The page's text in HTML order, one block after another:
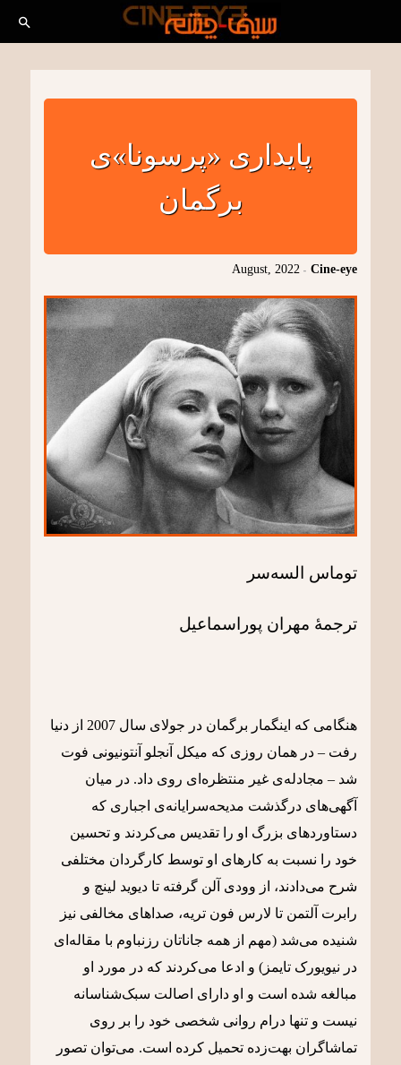
پایداری «پرسونا»ی
برگمان
Cine-eye
-
August, 2022
توماس السه‌سر
ترجمۀ مهران پوراسماعیل
هنگامی که اینگمار برگمان در جولای سال 2007 از دنیا
رفت – در همان روزی که میکل آنجلو آنتونیونی فوت
شد – مجادله‌ی غیر منتظره‌ای روی داد. در میان
آگهی‌های درگذشت مدیحه‌سرایانه‌ی اجباری که
دستاوردهای بزرگ او را تقدیس می‌کردند و تحسین
خود را نسبت به کارهای او توسط کارگردان مختلفی
شرح می‌دادند، از وودی آلن گرفته تا دیوید لینچ و
رابرت آلتمن تا لارس فون تریه، صداهای مخالفی نیز
شنیده می‌شد (مهم از همه جاناتان رزنباوم با مقاله‌ای
در نیویورک تایمز) و ادعا می‌کردند که در مورد او
مبالغه شده است و او دارای اصالت سبک‌شناسانه
نیست و تنها درام روانی شخصی خود را بر روی
تماشاگران بهت‌زده تحمیل کرده است. می‌توان تصور